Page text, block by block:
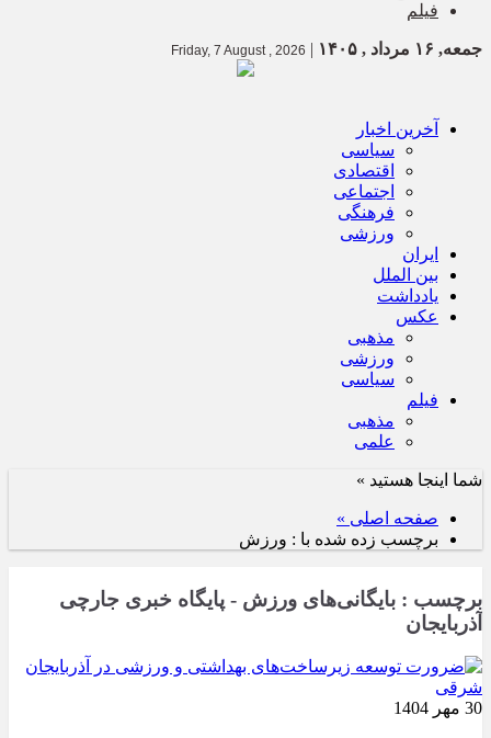
فیلم
جمعه, ۱۶ مرداد , ۱۴۰۵ |
Friday, 7 August , 2026
آخرین اخبار
سیاسی
اقتصادی
اجتماعی
فرهنگی
ورزشی
ایران
بین الملل
یادداشت
عکس
مذهبی
ورزشی
سیاسی
فیلم
مذهبی
علمی
شما اینجا هستید »
صفحه اصلی »
برچسب زده شده با : ورزش
برچسب : بایگانی‌های ورزش - پایگاه خبری جارچی
آذربایجان
30 مهر 1404